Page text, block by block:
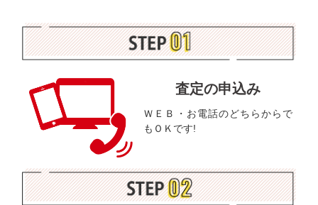
査定の申込み
ＷＥＢ・お電話のどちらからで
もＯＫです!